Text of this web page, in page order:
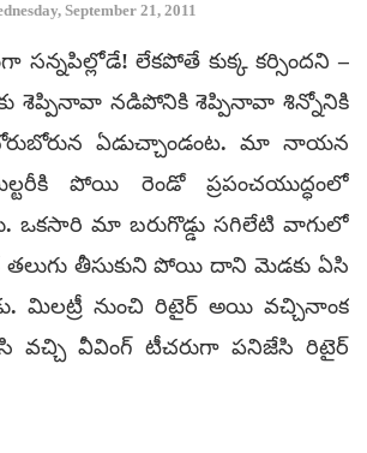
September 21, 2011
లేకపోతే కుక్క కర్సిందని –
శెప్పినావా నడిపోనికి శెప్పినావా శిన్నోనికి
ఏడుచ్చాండంట. మా నాయన
పోయి రెండో ప్రపంచయుద్ధంలో
ఒకసారి మా బరుగొడ్డు సగిలేటి వాగులో
తీసుకుని పోయి దాని మెడకు ఏసి
మిలట్రీ నుంచి రిటైర్‌ అయి వచ్చినాంక
వచ్చి వీవింగ్‌ టీచరుగా పనిజేసి రిటైర్‌